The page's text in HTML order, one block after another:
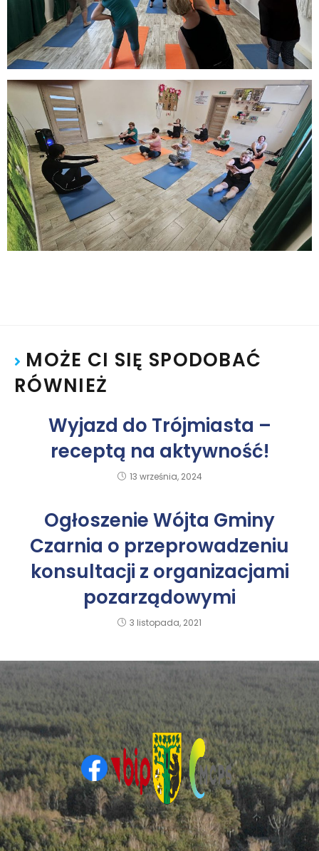
MOŻE CI SIĘ SPODOBAĆ
RÓWNIEŻ
Wyjazd do Trójmiasta –
receptą na aktywność!
13 września, 2024
Ogłoszenie Wójta Gminy
Czarnia o przeprowadzeniu
konsultacji z organizacjami
pozarządowymi
3 listopada, 2021